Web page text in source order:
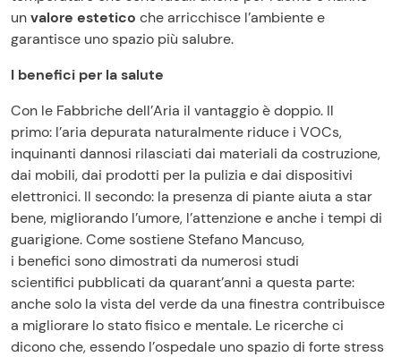
unvalore estetico che arricchisce l’ambiente e
garantisce uno spazio più salubre.
I benefici per la salute
Con le Fabbriche dell’Aria il vantaggio è doppio. Il
primo: l’aria depurata naturalmente riduce i VOCs,
inquinanti dannosi rilasciati dai materiali da costruzione,
dai mobili, dai prodotti per la pulizia e dai dispositivi
elettronici. Il secondo: la presenza di piante aiuta a star
bene, migliorando l’umore, l’attenzione e anche i tempi di
guarigione. Come sostiene Stefano Mancuso,
i benefici sono dimostrati da numerosi studi
scientifici pubblicati da quarant’anni a questa parte:
anche solo la vista del verde da una finestra contribuisce
a migliorare lo stato fisico e mentale. Le ricerche ci
dicono che, essendo l’ospedale uno spazio di forte stress